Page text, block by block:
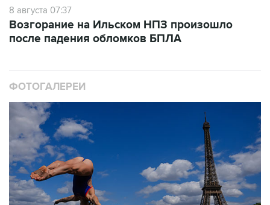
8 августа 07:37
Возгорание на Ильском НПЗ произошло
после падения обломков БПЛА
ФОТОГАЛЕРЕИ